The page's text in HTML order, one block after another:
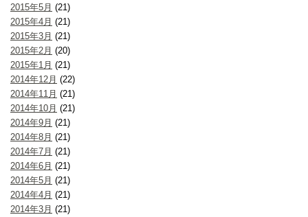
2015年5月 (21)
2015年4月 (21)
2015年3月 (21)
2015年2月 (20)
2015年1月 (21)
2014年12月 (22)
2014年11月 (21)
2014年10月 (21)
2014年9月 (21)
2014年8月 (21)
2014年7月 (21)
2014年6月 (21)
2014年5月 (21)
2014年4月 (21)
2014年3月 (21)